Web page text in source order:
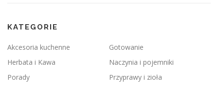
KATEGORIE
Akcesoria kuchenne
Gotowanie
Herbata i Kawa
Naczynia i pojemniki
Porady
Przyprawy i zioła